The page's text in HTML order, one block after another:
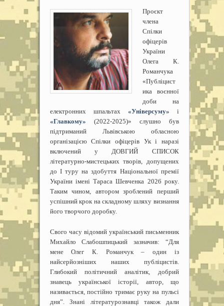
Проєкт
члена
Спілки
офіцерів
України
Олега К.
Романчука
«Публіцист
ика воєнної
доби на
електронних шпальтах «Універсуму» і
«Главкому» (2022-2025)» слушно був
підтриманий Львівською обласною
організацією Спілки офіцерів Ук і наразі
включений у ДОВГИЙ СПИСОК
літературно-мистецьких творів, допущених
до І туру на здобуття Національної премії
України імені Тараса Шевченка 2026 року.
Таким чином, автором зроблений перший
успішний крок на складному шляху визнання
його творчого доробку.
Свого часу відомий український письменник
Михайло Слабошпицький зазначив: “Для
мене Олег К. Романчук – один із
найсерйозніших наших публіцистів.
Глибокий політичний аналітик, добрий
знавець української історії, автор, що
називається, постійно тримає руку на пульсі
дняˮ. Знані літературознавці також дали